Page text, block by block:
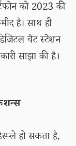
को 2023 की
है। साथ ही
चैट स्टेशन
साझा की है।
हो सकता है,